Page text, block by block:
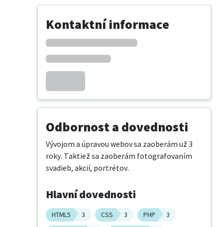
Kontaktní informace
Odbornost a dovednosti
Vývojom a úpravou webov sa zaoberám už 3
roky. Taktiež sa zaoberám fotografovaním
svadieb, akcií, portrétov.
Hlavní dovednosti
HTML5 3 CSS 3 PHP
3